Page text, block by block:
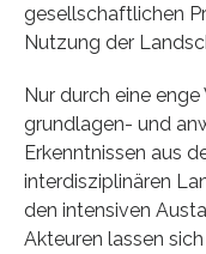
gesellschaftlichen
Nutzung der
Nur durch eine
grundlagen- und
Erkenntnissen aus
interdisziplinären
den intensiven
Akteuren lassen